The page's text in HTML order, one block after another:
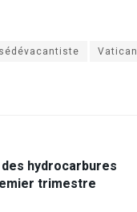
sédévacantiste
Vatican
hydrocarbures
trimestre